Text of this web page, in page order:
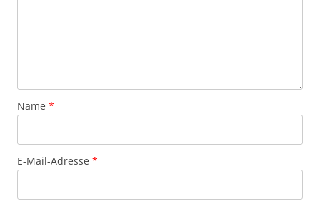
Name *
E-Mail-Adresse *